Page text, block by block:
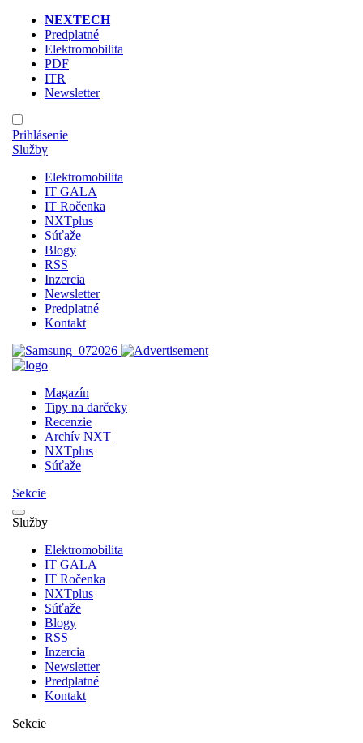
NEXTECH
Predplatné
Elektromobilita
PDF
ITR
Newsletter
Prihlásenie
Služby
Elektromobilita
IT GALA
IT Ročenka
NXTplus
Súťaže
Blogy
RSS
Inzercia
Newsletter
Predplatné
Kontakt
Magazín
Tipy na darčeky
Recenzie
Archív NXT
NXTplus
Súťaže
Sekcie
Služby
Elektromobilita
IT GALA
IT Ročenka
NXTplus
Súťaže
Blogy
RSS
Inzercia
Newsletter
Predplatné
Kontakt
Sekcie